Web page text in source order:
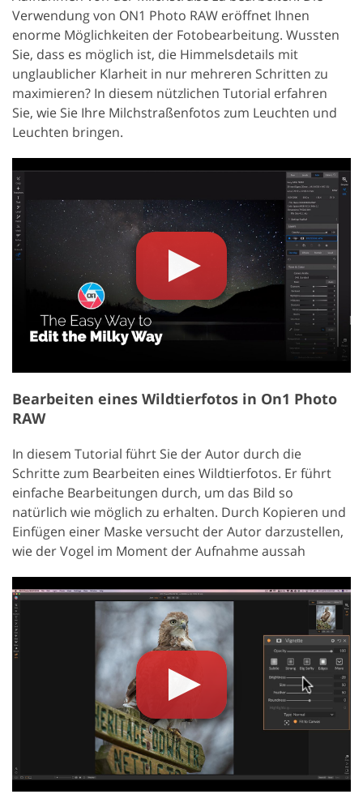
Verwendung von ON1 Photo RAW eröffnet Ihnen
enorme Möglichkeiten der Fotobearbeitung. Wussten
Sie, dass es möglich ist, die Himmelsdetails mit
unglaublicher Klarheit in nur mehreren Schritten zu
maximieren? In diesem nützlichen Tutorial erfahren
Sie, wie Sie Ihre Milchstraßenfotos zum Leuchten und
Leuchten bringen.
Bearbeiten eines Wildtierfotos in On1 Photo
RAW
In diesem Tutorial führt Sie der Autor durch die
Schritte zum Bearbeiten eines Wildtierfotos. Er führt
einfache Bearbeitungen durch, um das Bild so
natürlich wie möglich zu erhalten. Durch Kopieren und
Einfügen einer Maske versucht der Autor darzustellen,
wie der Vogel im Moment der Aufnahme aussah